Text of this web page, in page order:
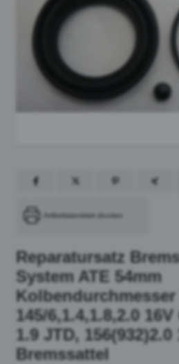
Artikeldatenblatt drucken
Reparatursatz
System ATE 54mm
Kolbendurchmesser
145/6,1.4,1.8,2.0
1.9 JTD,
Bremssattel